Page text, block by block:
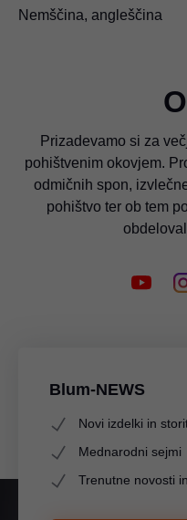
Nemščina, angleščina
Prizadevamo si za
pohištvenim okovjem.
odmičnih spon,
pohištvo ter ob tem
Blum-NEWS
Novi izdelki in
Mednarodni sejmi
Trenutne novosti